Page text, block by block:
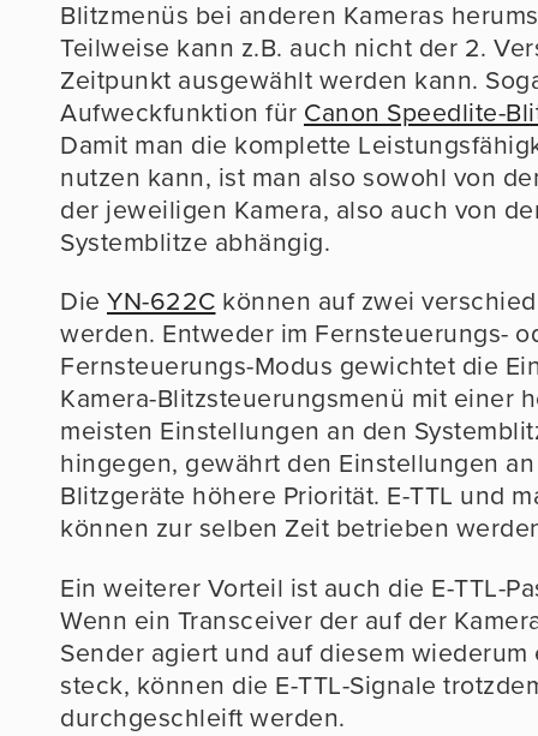
Blitzmenüs bei anderen Kameras
Teilweise kann z.B. auch nicht der 2.
Zeitpunkt ausgewählt werden kann.
Aufweckfunktion für Canon Speedlite-
Damit man die komplette
nutzen kann, ist man also sowohl von
der jeweiligen Kamera, also auch von
Systemblitze abhängig.
Die YN-622C können auf zwei
werden. Entweder im Fernsteuerungs-
Fernsteuerungs-Modus gewichtet die
Kamera-Blitzsteuerungsmenü mit einer
meisten Einstellungen an den
hingegen, gewährt den Einstellungen
Blitzgeräte höhere Priorität. E-TTL und
können zur selben Zeit betrieben
Ein weiterer Vorteil ist auch die E-TTL-
Wenn ein Transceiver der auf der
Sender agiert und auf diesem wiederum
steck, können die E-TTL-Signale
durchgeschleift werden.